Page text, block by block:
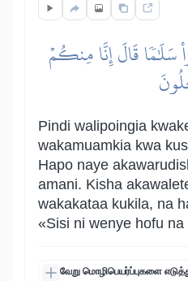
سَلَٰمٗا قَالَ إِنَّا مِنكُمۡ
Pindi walipoingia
wakamuamkia kwa
Hapo naye
amani. Kisha
wakakataa kukila, na
«Sisi ni wenye hofu na
வேறு மொழிபெயர்ப்புகளை